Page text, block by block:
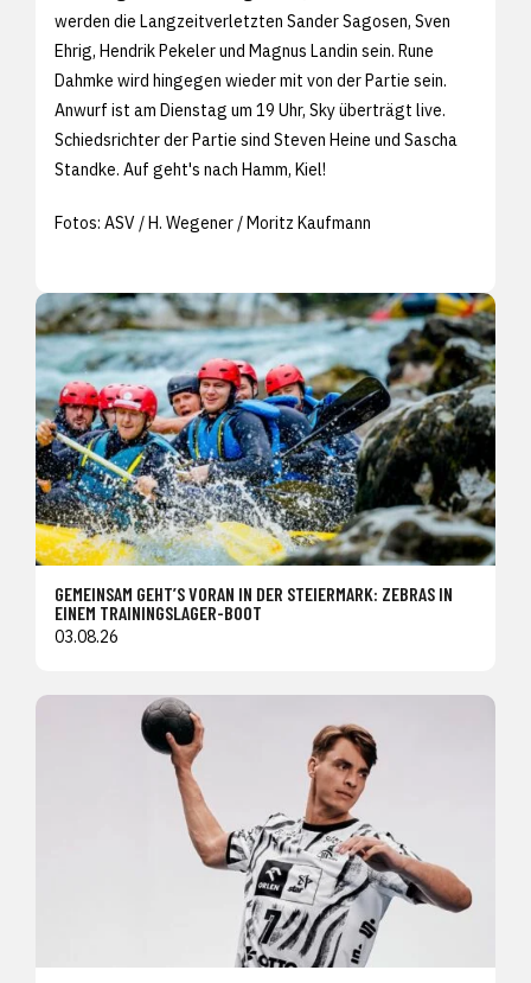
werden die Langzeitverletzten Sander Sagosen, Sven
Ehrig, Hendrik Pekeler und Magnus Landin sein. Rune
Dahmke wird hingegen wieder mit von der Partie sein.
Anwurf ist am Dienstag um 19 Uhr, Sky überträgt live.
Schiedsrichter der Partie sind Steven Heine und Sascha
Standke. Auf geht's nach Hamm, Kiel!
Fotos: ASV / H. Wegener / Moritz Kaufmann
GEMEINSAM GEHT’S VORAN IN DER STEIERMARK: ZEBRAS IN
EINEM TRAININGSLAGER-BOOT
03.08.26